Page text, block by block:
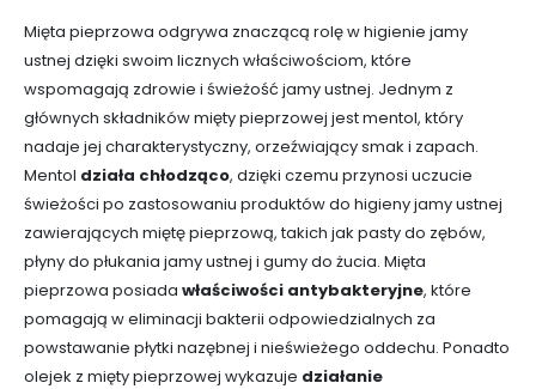
Mięta pieprzowa odgrywa znaczącą rolę w higienie jamy
ustnej dzięki swoim licznych właściwościom, które
wspomagają zdrowie i świeżość jamy ustnej. Jednym z
głównych składników mięty pieprzowej jest mentol, który
nadaje jej charakterystyczny, orzeźwiający smak i zapach.
Mentol działa chłodząco, dzięki czemu przynosi uczucie
świeżości po zastosowaniu produktów do higieny jamy ustnej
zawierających miętę pieprzową, takich jak pasty do zębów,
płyny do płukania jamy ustnej i gumy do żucia. Mięta
pieprzowa posiada właściwości antybakteryjne, które
pomagają w eliminacji bakterii odpowiedzialnych za
powstawanie płytki nazębnej i nieświeżego oddechu. Ponadto
olejek z mięty pieprzowej wykazuje działanie